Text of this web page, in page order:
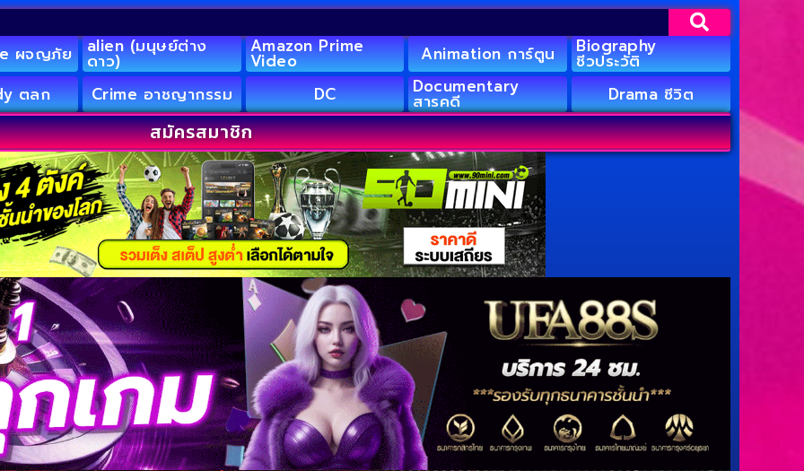
ผจญภัย alien (มนุษย์ต่าง
ดาว)
Amazon Prime
Video Animation การ์ตูน Biography
ชีวประวัติ
ตลก
Crime อาชญากรรม DC Documentary
สารคดี Drama ชีวิต
สมัครสมาชิก